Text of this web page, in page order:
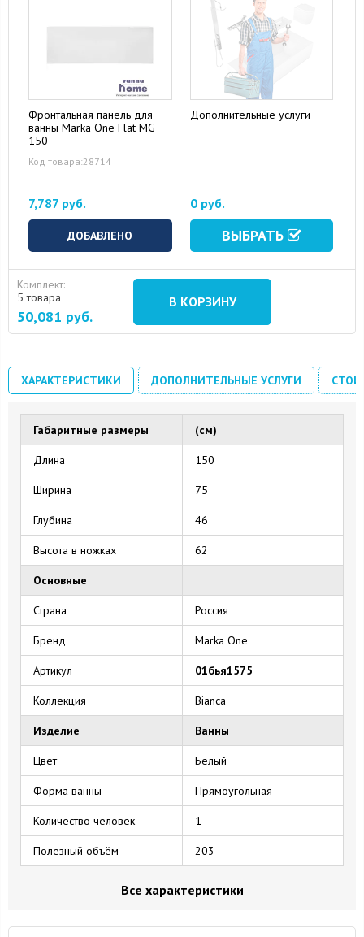
Фронтальная панель для
ванны Marka One Flat MG
150
Код товара:28714
7,787 руб.
ДОБАВЛЕНО
Дополнительные услуги
0 руб.
ВЫБРАТЬ
Комплект:
5 товара
50,081 руб.
В КОРЗИНУ
ХАРАКТЕРИСТИКИ ДОПОЛНИТЕЛЬНЫЕ УСЛУГИ
Габаритные размеры (см)
Длина 150
Ширина 75
Глубина 46
Высота в ножках 62
Основные
Страна Россия
Бренд Marka One
Артикул 01бья1575
Коллекция Bianca
Изделие Ванны
Цвет Белый
Форма ванны Прямоугольная
Количество человек 1
Полезный объём 203
Все характеристики